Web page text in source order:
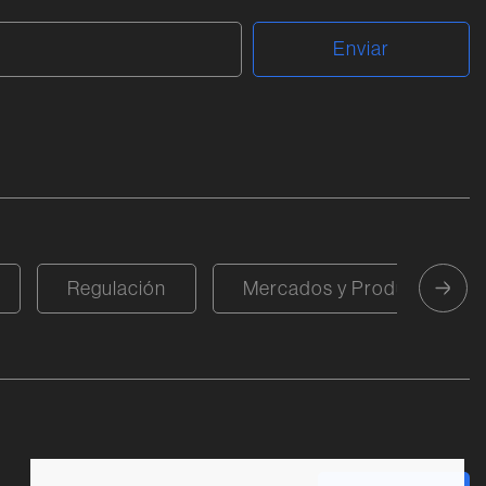
Regulación Mercados y Productos